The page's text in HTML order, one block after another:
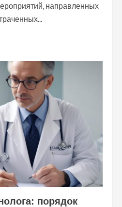
направленных
порядок